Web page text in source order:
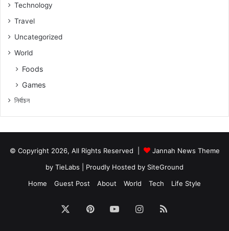
Technology
Travel
Uncategorized
World
Foods
Games
নিৰ্বাচন
© Copyright 2026, All Rights Reserved |
Jannah News Theme
by TieLabs | Proudly Hosted by SiteGround
Home
Guest Post About World Tech Life Style
PinterestYouTubeInstagram